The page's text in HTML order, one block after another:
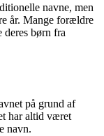
navne, men
år. Mange forældre
børn fra
på grund af
har altid været
navn.